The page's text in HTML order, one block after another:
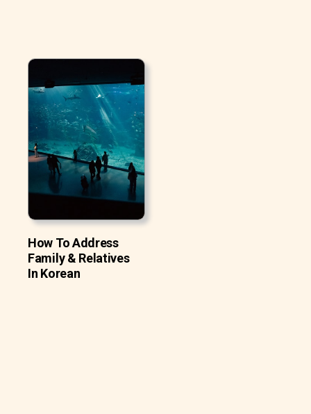
How To Address
Family & Relatives
In Korean